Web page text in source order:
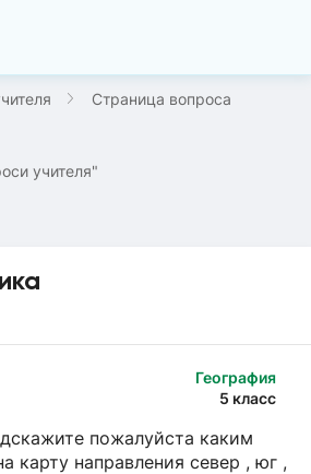
Страница вопроса
учителя"
География
5 класс
пожалуйста каким
карту направления север , юг ,